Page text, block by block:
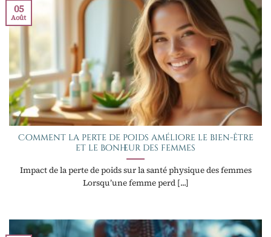
Comment la perte de poids améliore le bien-être
et le bonheur des femmes
Impact de la perte de poids sur la santé physique des femmes
Lorsqu’une femme perd [...]
05
Août